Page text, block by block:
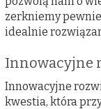
zerkniemy
idealnie
Innowacyjne
Innowacyjne
kwestia, która